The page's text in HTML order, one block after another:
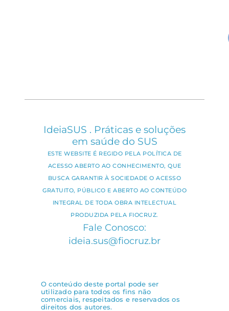
IdeiaSUS . Práticas e soluções
em saúde do SUS
ESTE WEBSITE É REGIDO PELA POLÍTICA DE
ACESSO ABERTO AO CONHECIMENTO, QUE
BUSCA GARANTIR À SOCIEDADE O ACESSO
GRATUITO, PÚBLICO E ABERTO AO CONTEÚDO
INTEGRAL DE TODA OBRA INTELECTUAL
PRODUZIDA PELA FIOCRUZ.
Fale Conosco:
ideia.sus@fiocruz.br
O conteúdo deste portal pode ser
utilizado para todos os fins não
comerciais, respeitados e reservados os
direitos dos autores.